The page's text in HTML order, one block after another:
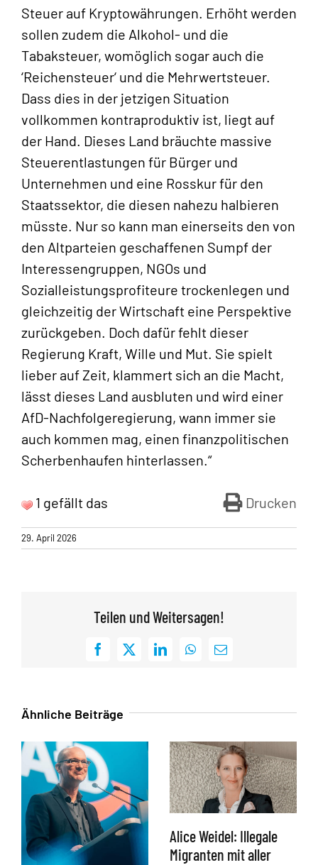
Steuer auf Kryptowährungen. Erhöht werden
sollen zudem die Alkohol- und die
Tabaksteuer, womöglich sogar auch die
‘Reichensteuer‘ und die Mehrwertsteuer.
Dass dies in der jetzigen Situation
vollkommen kontraproduktiv ist, liegt auf
der Hand. Dieses Land bräuchte massive
Steuerentlastungen für Bürger und
Unternehmen und eine Rosskur für den
Staatssektor, die diesen nahezu halbieren
müsste. Nur so kann man einerseits den von
den Altparteien geschaffenen Sumpf der
Interessengruppen, NGOs und
Sozialleistungsprofiteure trockenlegen und
gleichzeitig der Wirtschaft eine Perspektive
zurückgeben. Doch dafür fehlt dieser
Regierung Kraft, Wille und Mut. Sie spielt
lieber auf Zeit, klammert sich an die Macht,
lässt dieses Land ausbluten und wird einer
AfD-Nachfolgeregierung, wann immer sie
auch kommen mag, einen finanzpolitischen
Scherbenhaufen hinterlassen.“
Drucken
1 gefällt das
29. April 2026
Teilen und Weitersagen!
Facebook
X LinkedInWhatsApp
E-
Ähnliche Beiträge
Alice Weidel: Illegale
Migranten mit aller